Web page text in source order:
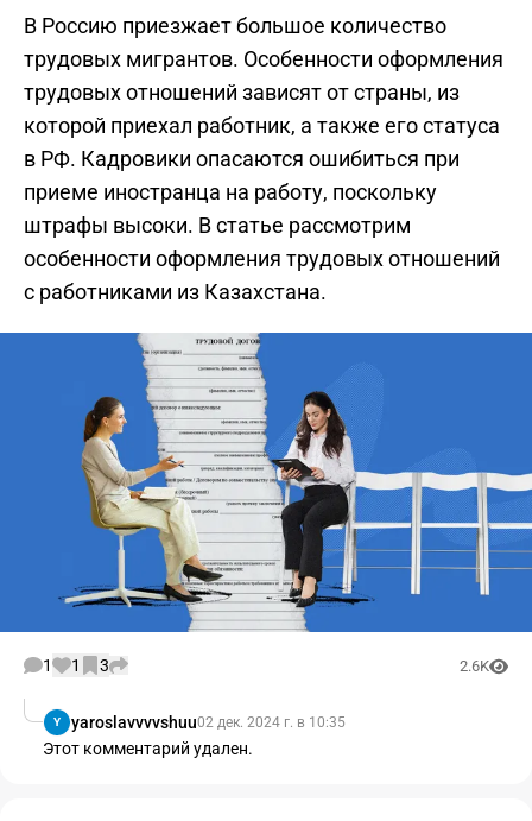
В Россию приезжает большое количество
трудовых мигрантов. Особенности оформления
трудовых отношений зависят от страны, из
которой приехал работник, а также его статуса
в РФ. Кадровики опасаются ошибиться при
приеме иностранца на работу, поскольку
штрафы высоки. В статье рассмотрим
особенности оформления трудовых отношений
с работниками из Казахстана.
1 1 3 2.6K
Y yaroslavvvvshuu02 дек. 2024 г. в 10:35
Этот комментарий удален.